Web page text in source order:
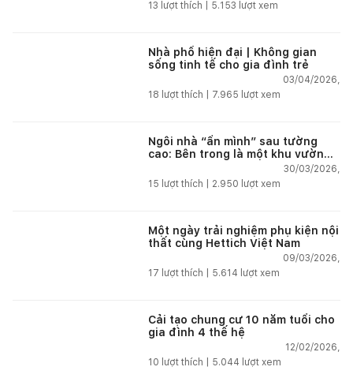
13 lượt thích | 5.153 lượt xem
Nhà phố hiện đại | Không gian
sống tinh tế cho gia đình trẻ
03/04/2026,
18 lượt thích | 7.965 lượt xem
Ngôi nhà “ẩn mình” sau tường
cao: Bên trong là một khu vườn
30/03/2026,
15 lượt thích | 2.950 lượt xem
Một ngày trải nghiệm phụ kiện nội
thất cùng Hettich Việt Nam
09/03/2026,
17 lượt thích | 5.614 lượt xem
Cải tạo chung cư 10 năm tuổi cho
gia đình 4 thế hệ
12/02/2026,
10 lượt thích | 5.044 lượt xem